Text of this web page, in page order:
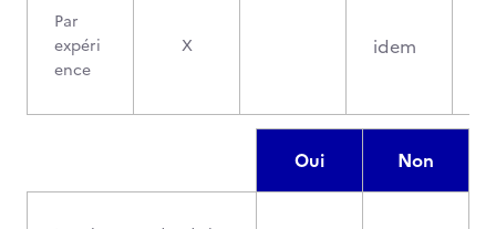
Par
expéri
ence
X idem
Oui Non